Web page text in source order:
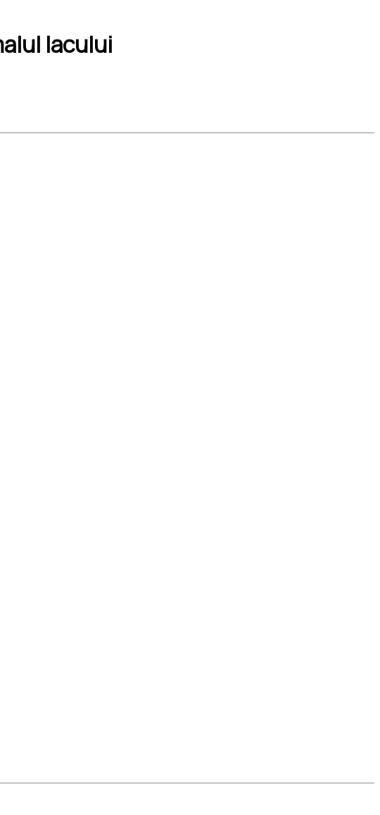
lacului